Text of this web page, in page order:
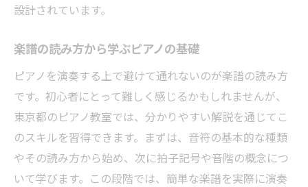
設計されています。
楽譜の読み方から学ぶピアノの基礎
ピアノを演奏する上で避けて通れないのが楽譜の読み方
です。初心者にとって難しく感じるかもしれませんが、
東京都のピアノ教室では、分かりやすい解説を通じてこ
のスキルを習得できます。まずは、音符の基本的な種類
やその読み方から始め、次に拍子記号や音階の概念につ
いて学びます。この段階では、簡単な楽譜を実際に演奏